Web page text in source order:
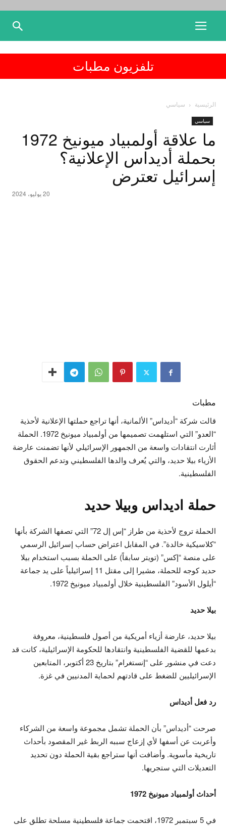
تلفزيون مطبات
الرئيسية سياسي
سياسي
ما علاقة أولمبياد ميونيخ 1972
بحملة أديداس الإعلانية؟
إسرائيل تعترض
20 يوليو، 2024
مطبات
قالت شركة “أديداس” الألمانية، أنها تراجع حملتها الإعلانية لأحذية
“العدو” التي استلهمت تصميمها من أولمبياد ميونيخ 1972. الحملة
أثارت انتقادات واسعة من الجمهور الإسرائيلي لأنها تضمنت عارضة
الأزياء بيلا حديد، والتي يُعرف والدها الفلسطيني وتدعم الحقوق
الفلسطينية.
حملة اديداس وبيلا حديد
الحملة تروج لأحذية من طراز “إس إل 72” التي تصفها الشركة بأنها
“كلاسيكية خالدة”. في المقابل اعتراض حساب إسرائيل الرسمي
على منصة “إكس” (تويتر سابقاً) على الحملة بسبب استخدام بيلا
حديد كوجه للحملة، مشيرا إلى مقتل 11 إسرائيلياً على يد جماعة
“أيلول الأسود” الفلسطينية خلال أولمبياد ميونيخ 1972.
بيلا حديد
بيلا حديد، عارضة أزياء أمريكية من أصول فلسطينية، معروفة
بدعمها للقضية الفلسطينية وانتقادها للحكومة الإسرائيلية، كانت قد
دعت في منشور على “إنستغرام” بتاريخ 23 أكتوبر، المتابعين
الإسرائيليين للضغط على قادتهم لحماية المدنيين في غزة.
رد فعل أديداس
صرحت “أديداس” بأن الحملة تشمل مجموعة واسعة من الشركاء
وأعربت عن أسفها لأي إزعاج سببه الربط غير المقصود بأحداث
تاريخية مأسوية. وأضافت أنها ستراجع بقية الحملة دون تحديد
التعديلات التي ستجريها.
أحداث أولمبياد ميونيخ 1972
في 5 سبتمبر 1972، اقتحمت جماعة فلسطينية مسلحة تطلق على